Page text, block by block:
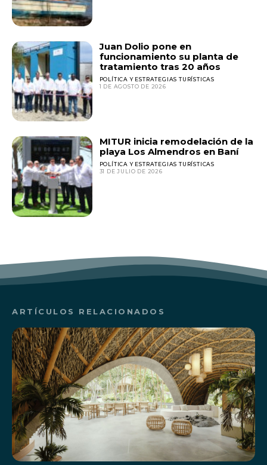
Juan Dolio pone en
funcionamiento su planta de
tratamiento tras 20 años
POLÍTICA Y ESTRATEGIAS TURÍSTICAS
1 DE AGOSTO DE 2026
MITUR inicia remodelación de la
playa Los Almendros en Baní
POLÍTICA Y ESTRATEGIAS TURÍSTICAS
31 DE JULIO DE 2026
ARTÍCULOS RELACIONADOS